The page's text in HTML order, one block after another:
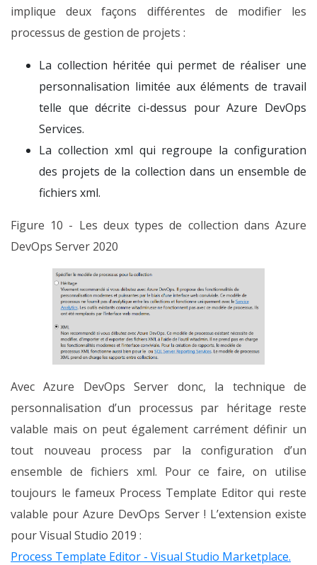
implique deux façons différentes de modifier les
processus de gestion de projets :
La collection héritée qui permet de réaliser une
personnalisation limitée aux éléments de travail
telle que décrite ci-dessus pour Azure DevOps
Services.
La collection xml qui regroupe la configuration
des projets de la collection dans un ensemble de
fichiers xml.
Figure 10 - Les deux types de collection dans Azure
DevOps Server 2020
Avec Azure DevOps Server donc, la technique de
personnalisation d’un processus par héritage reste
valable mais on peut également carrément définir un
tout nouveau process par la configuration d’un
ensemble de fichiers xml. Pour ce faire, on utilise
toujours le fameux Process Template Editor qui reste
valable pour Azure DevOps Server ! L’extension existe
pour Visual Studio 2019 :
Process Template Editor - Visual Studio Marketplace.